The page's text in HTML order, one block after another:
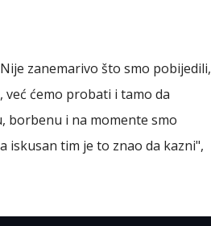
zanemarivo što smo pobijedili,
ćemo probati i tamo da
borbenu i na momente smo
iskusan tim je to znao da kazni",